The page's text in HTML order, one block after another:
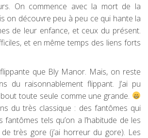
On commence avec la mort de la
on découvre peu à peu ce qui hante la
de leur enfance, et ceux du présent.
et en même temps des liens forts
que Bly Manor. Mais, on reste
du raisonnablement flippant. J’ai pu
toute seule comme une grande.
du très classique : des fantômes qui
fantômes tels qu’on a l’habitude de les
très gore (j’ai horreur du gore). Les